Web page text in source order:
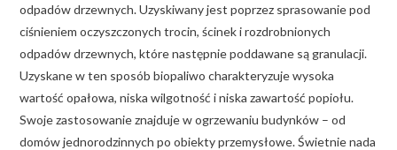
odpadów drzewnych. Uzyskiwany jest poprzez sprasowanie pod
ciśnieniem oczyszczonych trocin, ścinek i rozdrobnionych
odpadów drzewnych, które następnie poddawane są granulacji.
Uzyskane w ten sposób biopaliwo charakteryzuje wysoka
wartość opałowa, niska wilgotność i niska zawartość popiołu.
Swoje zastosowanie znajduje w ogrzewaniu budynków – od
domów jednorodzinnych po obiekty przemysłowe. Świetnie nada